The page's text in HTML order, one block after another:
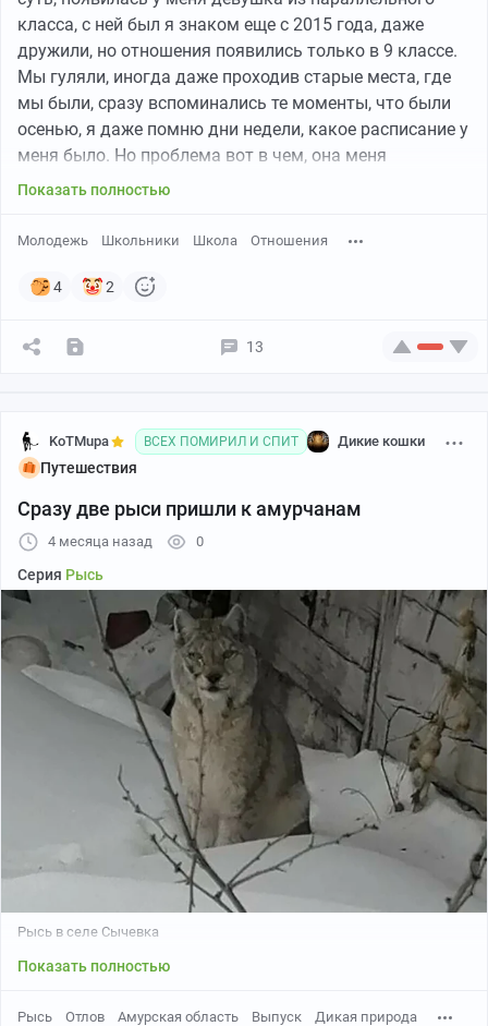
«Он был усыплен, после чего погружен в кузов
машины и вывезен в лес. Там лось отошёл от наркоза
и пошёл дальше по своим делам», — сообщили в
администрации региона.
класса, с ней был я знаком еще с 2015 года, даже
дружили, но отношения появились только в 9 классе.
Мы гуляли, иногда даже проходив старые места, где
мы были, сразу вспоминались те моменты, что были
осенью, я даже помню дни недели, какое расписание у
меня было. Но проблема вот в чем, она меня
провоцировала на ревность, в конечном итоге у нее
ездить в больницу, ибо болел палец. В итоге
мне написала, что нам лучше расстаться. Как
то странным. Ну да, ну да, а разве не она меня
В итоге девушки у меня никогда не будет.
Показать полностью
Молодежь Школьники Школа Отношения
4 2
13
KoTMupa ВСЕХ ПОМИРИЛ И СПИТ Дикие кошки
Путешествия
Сразу две рыси пришли к амурчанам
4 месяца назад 0
Серия Рысь
Рысь в селе Сычевка
Показать полностью
Рысь Отлов Амурская область Выпуск Дикая природа